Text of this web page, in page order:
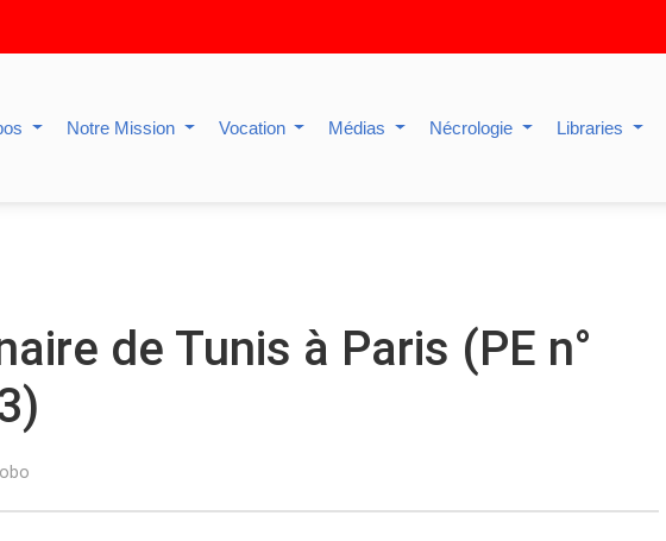
Notre Mission Vocation Médias Nécrologie Libraries
de Tunis à Paris (PE n°